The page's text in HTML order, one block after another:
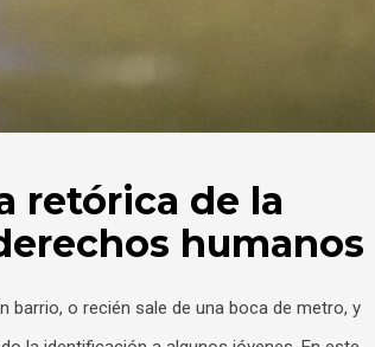
retórica de la
humanos
barrio, o recién sale de una boca de metro, y